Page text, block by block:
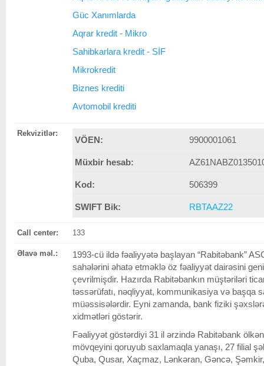
Güc Xanımlarda
Aqrar kredit - Mikro
Sahibkarlara kredit - SİF
Mikrokredit
Biznes krediti
Avtomobil krediti
Rekvizitlər:
VÖEN: 9900001061
Müxbir hesab:
Kod: 506399
SWIFT Bik: RBTAAZ22
Call center: 133
Əlavə məl.:
1993-cü ildə fəaliyyətə başlayan “Rabitəbank”
sahələrini əhatə etməklə öz fəaliyyət dairəsini
çevrilmişdir. Hazırda Rabitəbankın müştəriləri
təssərüfatı, nəqliyyat, kommunikasiya və başqa
müəssisələrdir. Eyni zamanda, bank fiziki
xidmətləri göstərir.
Fəaliyyət göstərdiyi 31 il ərzində Rabitəbank
mövqeyini qoruyub saxlamaqla yanaşı, 27 filial
Quba, Qusar, Xaçmaz, Lənkəran, Gəncə,